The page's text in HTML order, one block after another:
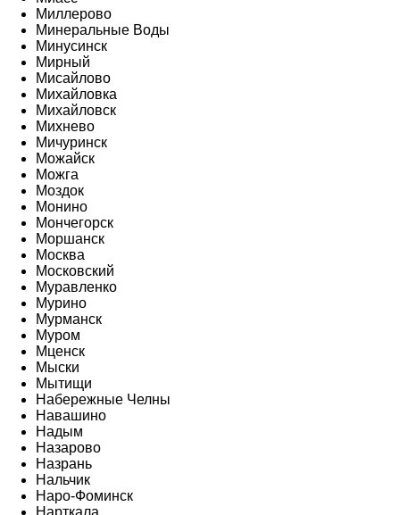
Миллерово
Минеральные Воды
Минусинск
Мирный
Мисайлово
Михайловка
Михайловск
Михнево
Мичуринск
Можайск
Можга
Моздок
Монино
Мончегорск
Моршанск
Москва
Московский
Муравленко
Мурино
Мурманск
Муром
Мценск
Мыски
Мытищи
Набережные Челны
Навашино
Надым
Назарово
Назрань
Нальчик
Наро-Фоминск
Нарткала